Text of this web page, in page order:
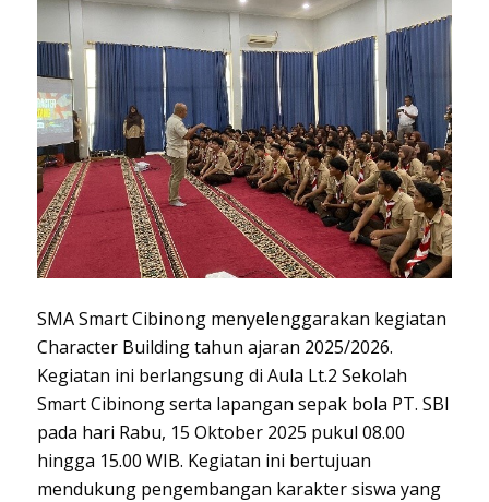
SMA Smart Cibinong menyelenggarakan kegiatan
Character Building tahun ajaran 2025/2026.
Kegiatan ini berlangsung di Aula Lt.2 Sekolah
Smart Cibinong serta lapangan sepak bola PT. SBI
pada hari Rabu, 15 Oktober 2025 pukul 08.00
hingga 15.00 WIB. Kegiatan ini bertujuan
mendukung pengembangan karakter siswa yang